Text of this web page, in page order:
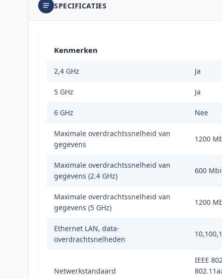
SPECIFICATIES
Kenmerken
2,4 GHz Ja
5 GHz Ja
6 GHz Nee
Maximale overdrachtssnelheid van
gegevens
1200
Maximale overdrachtssnelheid van
gegevens (2.4 GHz)
600
Maximale overdrachtssnelheid van
gegevens (5 GHz)
1200
Ethernet LAN, data-
overdrachtsnelheden
Netwerkstandaard
IEEE